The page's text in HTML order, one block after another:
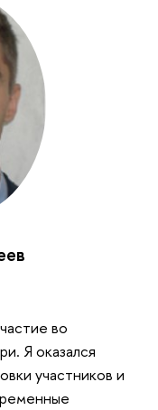
во
Я оказался
участников и